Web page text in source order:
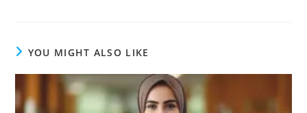
YOU MIGHT ALSO LIKE